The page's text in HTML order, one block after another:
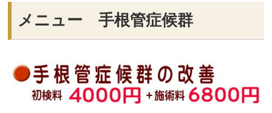
メニュー 手根管症候群